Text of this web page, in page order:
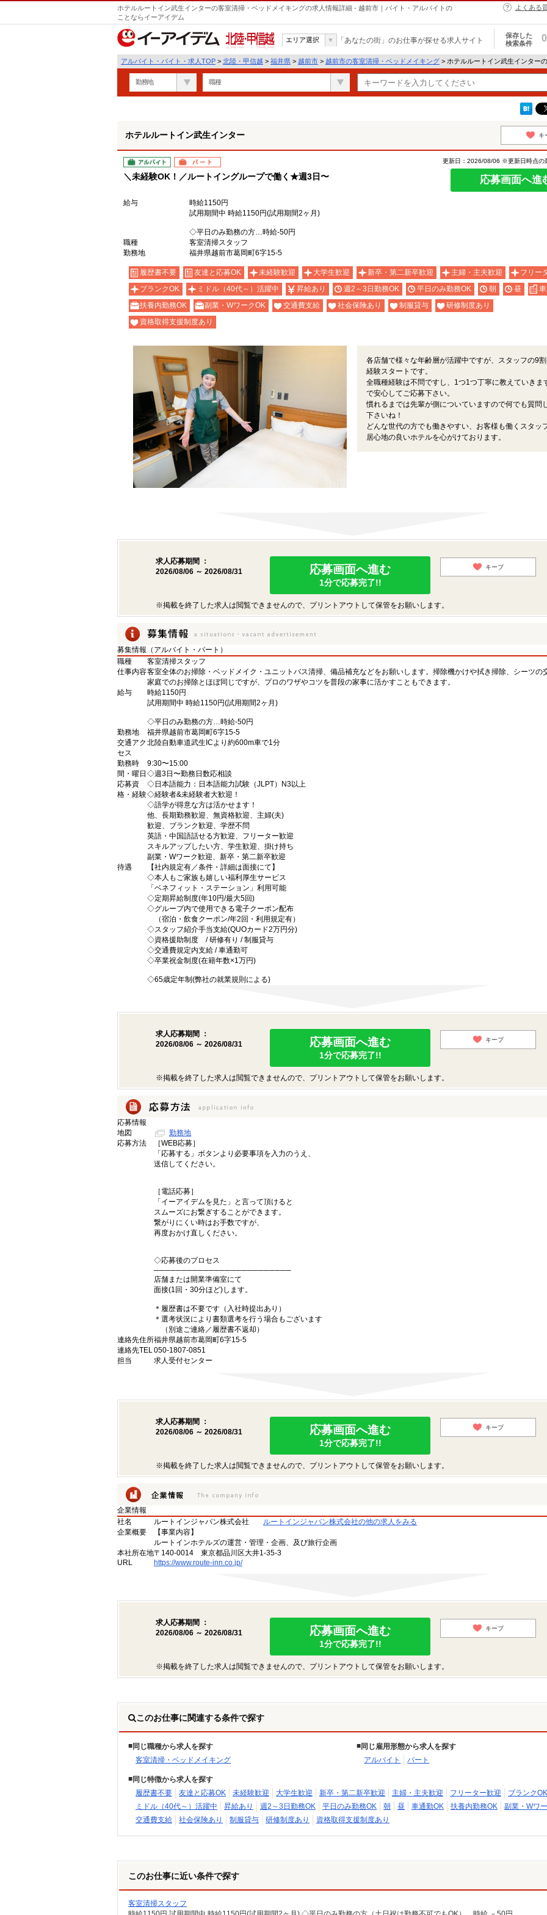
ホテルルートイン武生インターの客室清掃・ベッドメイキングの求人情報詳細 - 越前市｜バイト・アルバイトの
ことならイーアイデム
よくある
北陸・甲信越
エリア選択 「あなたの街」のお仕事が探せる求人サイト
保存した
検索条件
0
アルバイト・バイト・求人TOP > 北陸・甲信越 > 福井県 > 越前市 > 越前市の客室清掃・ベッドメイキング > ホテルルートイン武生インター
勤務地 職種
ホテルルートイン武生インター キ
アルバイト パート
＼未経験OK！／ルートイングループで働く★週3日〜
更新日：2026/08/06 ※更新日時点の
応募画面へ進
給与
時給1150円
試用期間中 時給1150円(試用期間2ヶ月)
◇平日のみ勤務の方…時給-50円
職種
客室清掃スタッフ
勤務地
福井県越前市葛岡町6字15-5
履歴書不要 友達と応募OK 未経験歓迎 大学生歓迎 新卒・第二新卒歓迎 主婦・主夫歓迎
フリー
ブランクOK
ミドル（40代～）活躍中 昇給あり 週2～3日勤務OK 平日のみ勤務OK 朝 昼
扶養内勤務OK
副業・WワークOK 交通費支給 社会保険あり 制服貸与
研修制度あり
資格取得支援制度あり
各店舗で様々な年齢層が活躍中ですが、スタッフの9
経験スタートです。
全職種経験は不問ですし、1つ1つ丁寧に教えていきま
で安心してご応募下さい。
慣れるまでは先輩が側についていますので何でも質問
下さいね！
どんな世代の方でも働きやすい、お客様も働くスタッ
居心地の良いホテルを心がけております。
求人応募期間 ：
2026/08/06 ～ 2026/08/31
応募画面へ進む
1分で応募完了!!
キープ
※掲載を終了した求人は閲覧できませんので、プリントアウトして保管をお願いします。
募集情報（アルバイト・パート）
職種
客室清掃スタッフ
仕事内容客室全体のお掃除・ベッドメイク・ユニットバス清掃、備品補充などをお願いします。掃除機かけや拭き掃除、シーツの
家庭でのお掃除とほぼ同じですが、プロのワザやコツを普段の家事に活かすこともできます。
給与
時給1150円
試用期間中 時給1150円(試用期間2ヶ月)
◇平日のみ勤務の方…時給-50円
勤務地
福井県越前市葛岡町6字15-5
交通アク
セス
北陸自動車道武生ICより約600m車で1分
勤務時
間・曜日
9:30〜15:00
◇週3日〜勤務日数応相談
応募資
格・経験
◇日本語能力：日本語能力試験（JLPT）N3以上
◇経験者&未経験者大歓迎！
◇語学が得意な方は活かせます！
他、長期勤務歓迎、無資格歓迎、主婦(夫)
歓迎、ブランク歓迎、学歴不問
英語・中国語話せる方歓迎、フリーター歓迎
スキルアップしたい方、学生歓迎、掛け持ち
副業・Wワーク歓迎、新卒・第二新卒歓迎
待遇
【社内規定有／条件・詳細は面接にて】
◇本人もご家族も嬉しい福利厚生サービス
「ベネフィット・ステーション」利用可能
◇定期昇給制度(年10円/最大5回)
◇グループ内で使用できる電子クーポン配布
（宿泊・飲食クーポン/年2回・利用規定有）
◇スタッフ紹介手当支給(QUOカード2万円分)
◇資格援助制度 / 研修有り / 制服貸与
◇交通費規定内支給 / 車通勤可
◇卒業祝金制度(在籍年数×1万円)
◇65歳定年制(弊社の就業規則による)
求人応募期間 ：
2026/08/06 ～ 2026/08/31
応募画面へ進む
1分で応募完了!!
キープ
※掲載を終了した求人は閲覧できませんので、プリントアウトして保管をお願いします。
応募情報
地図
勤務地
応募方法
［WEB応募］
「応募する」ボタンより必要事項を入力のうえ、
送信してください。
［電話応募］
「イーアイデムを見た」と言って頂けると
スムーズにお繋ぎすることができます。
繋がりにくい時はお手数ですが、
再度おかけ直しください。
◇応募後のプロセス
─────────────────────────
店舗または開業準備室にて
面接(1回・30分ほど)します。
＊履歴書は不要です（入社時提出あり）
＊選考状況により書類選考を行う場合もございます
（別途ご連絡／履歴書不返却）
連絡先住所福井県越前市葛岡町6字15-5
連絡先TEL050-1807-0851
担当
求人受付センター
求人応募期間 ：
2026/08/06 ～ 2026/08/31
応募画面へ進む
1分で応募完了!!
キープ
※掲載を終了した求人は閲覧できませんので、プリントアウトして保管をお願いします。
企業情報
社名
ルートインジャパン株式会社
ルートインジャパン株式会社の他の求人をみる
企業概要
【事業内容】
ルートインホテルズの運営・管理・企画、及び旅行企画
本社所在地〒140-0014 東京都品川区大井1-35-3
URL
https://www.route-inn.co.jp/
求人応募期間 ：
2026/08/06 ～ 2026/08/31
応募画面へ進む
1分で応募完了!!
キープ
※掲載を終了した求人は閲覧できませんので、プリントアウトして保管をお願いします。
このお仕事に関連する条件で探す
同じ職種から求人を探す
客室清掃・ベッドメイキング
同じ雇用形態から求人を探す
アルバイト
パート
同じ特徴から求人を探す
履歴書不要
友達と応募OK 未経験歓迎 大学生歓迎 新卒・第二新卒歓迎 主婦・主夫歓迎 フリーター歓迎
ブランクOK
ミドル（40代～）活躍中
昇給あり 週2～3日勤務OK 平日のみ勤務OK 朝 昼 車通勤OK 扶養内勤務OK
副業・Wワ
交通費支給
社会保険あり 制服貸与 研修制度あり 資格取得支援制度あり
このお仕事に近い条件で探す
客室清掃スタッフ